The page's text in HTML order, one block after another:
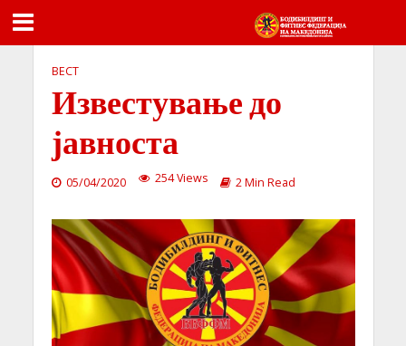
ВЕСТ
Известување до
јавноста
05/04/2020 254 Views 2 Min Read